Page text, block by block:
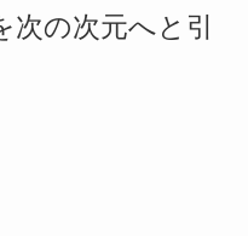
の次元へと引